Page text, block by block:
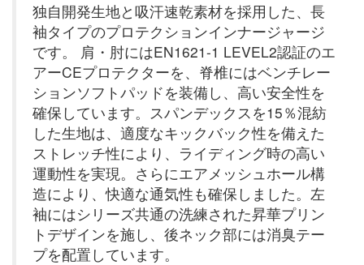
独自開発生地と吸汗速乾素材を採用した、長
袖タイプのプロテクションインナージャージ
です。 肩・肘にはEN1621-1 LEVEL2認証のエ
アーCEプロテクターを、脊椎にはベンチレー
ションソフトパッドを装備し、高い安全性を
確保しています。スパンデックスを15％混紡
した生地は、適度なキックバック性を備えた
ストレッチ性により、ライディング時の高い
運動性を実現。さらにエアメッシュホール構
造により、快適な通気性も確保しました。左
袖にはシリーズ共通の洗練された昇華プリン
トデザインを施し、後ネック部には消臭テー
プを配置しています。